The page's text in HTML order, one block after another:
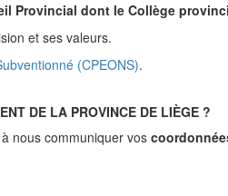
Provincial dont le Collège
et ses valeurs.
(CPEONS).
DE LA PROVINCE DE LIÈGE ?
nous communiquer vos